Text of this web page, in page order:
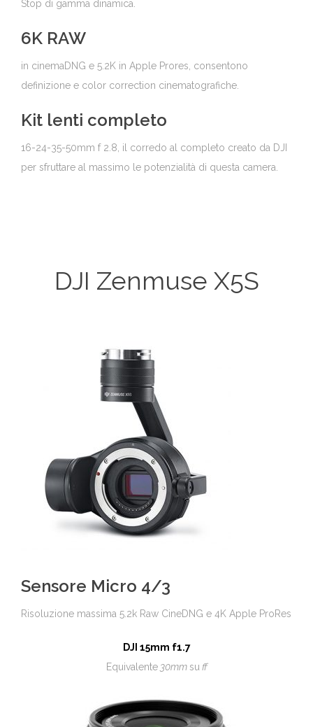
Stop di gamma dinamica.
6K RAW
in cinemaDNG e 5.2K in Apple Prores, consentono
definizione e color correction cinematografiche.
Kit lenti completo
16-24-35-50mm f 2.8, il corredo al completo creato da DJI
per sfruttare al massimo le potenzialità di questa camera.
DJI Zenmuse X5S
Sensore Micro 4/3
Risoluzione massima 5.2k Raw CineDNG e 4K Apple ProRes
DJI 15mm f1.7
Equivalente30mm su ff